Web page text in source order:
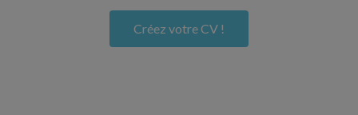
Créez votre CV !